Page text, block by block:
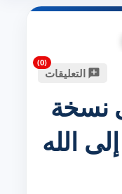
التعليقات
نسخة
الله